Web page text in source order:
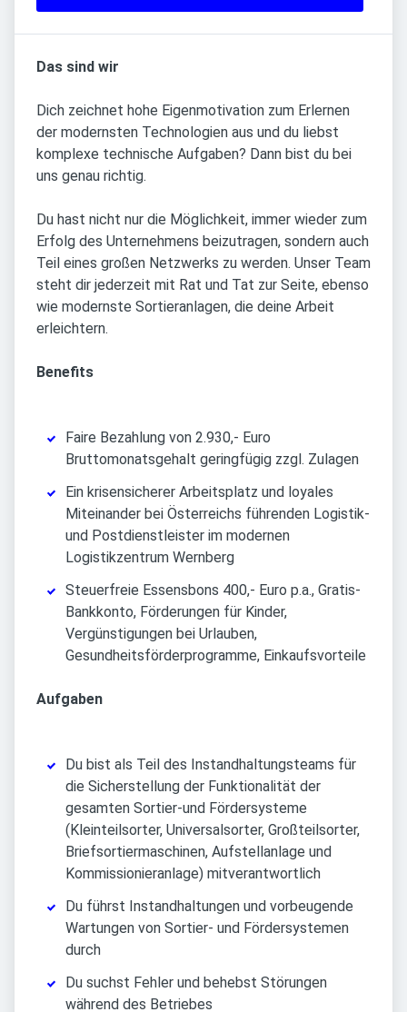
Das sind wir
Dich zeichnet hohe Eigenmotivation zum Erlernen
der modernsten Technologien aus und du liebst
komplexe technische Aufgaben? Dann bist du bei
uns genau richtig.
Du hast nicht nur die Möglichkeit, immer wieder zum
Erfolg des Unternehmens beizutragen, sondern auch
Teil eines großen Netzwerks zu werden. Unser Team
steht dir jederzeit mit Rat und Tat zur Seite, ebenso
wie modernste Sortieranlagen, die deine Arbeit
erleichtern.
Benefits
Faire Bezahlung von 2.930,- Euro
Bruttomonatsgehalt geringfügig zzgl. Zulagen
Ein krisensicherer Arbeitsplatz und loyales
Miteinander bei Österreichs führenden Logistik-
und Postdienstleister im modernen
Logistikzentrum Wernberg
Steuerfreie Essensbons 400,- Euro p.a., Gratis-
Bankkonto, Förderungen für Kinder,
Vergünstigungen bei Urlauben,
Gesundheitsförderprogramme, Einkaufsvorteile
Aufgaben
Du bist als Teil des Instandhaltungsteams für
die Sicherstellung der Funktionalität der
gesamten Sortier-und Fördersysteme
(Kleinteilsorter, Universalsorter, Großteilsorter,
Briefsortiermaschinen, Aufstellanlage und
Kommissionieranlage) mitverantwortlich
Du führst Instandhaltungen und vorbeugende
Wartungen von Sortier- und Fördersystemen
durch
Du suchst Fehler und behebst Störungen
während des Betriebes